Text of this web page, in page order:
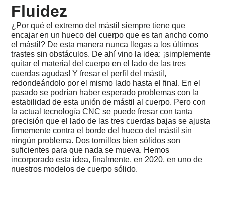
de
papel
2020
-
Ya
existe
-
Un
invento
inútil
2020
-
Fascismo
en
España
2020
-
Fluidez
¿Por qué el extremo del mástil siempre tiene que
encajar en un hueco del cuerpo que es tan ancho como
el mástil? De esta manera nunca llegas a los últimos
trastes sin obstáculos. De ahí vino la idea: ¡simplemente
quitar el material del cuerpo en el lado de las tres
cuerdas agudas! Y fresar el perfil del mástil,
redondeándolo por el mismo lado hasta el final. En el
pasado se podrían haber esperado problemas con la
estabilidad de esta unión de mástil al cuerpo. Pero con
la actual tecnología CNC se puede fresar con tanta
precisión que el lado de las tres cuerdas bajas se ajusta
firmemente contra el borde del hueco del mástil sin
ningún problema. Dos tornillos bien sólidos son
suficientes para que nada se mueva. Hemos
incorporado esta idea, finalmente, en 2020, en uno de
nuestros modelos de cuerpo sólido.